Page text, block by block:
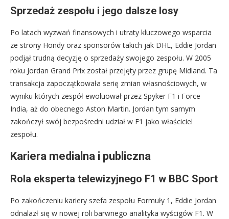
Sprzedaż zespołu i jego dalsze losy
Po latach wyzwań finansowych i utraty kluczowego wsparcia
ze strony Hondy oraz sponsorów takich jak DHL, Eddie Jordan
podjął trudną decyzję o sprzedaży swojego zespołu. W 2005
roku Jordan Grand Prix został przejęty przez grupę Midland. Ta
transakcja zapoczątkowała serię zmian własnościowych, w
wyniku których zespół ewoluował przez Spyker F1 i Force
India, aż do obecnego Aston Martin. Jordan tym samym
zakończył swój bezpośredni udział w F1 jako właściciel
zespołu.
Kariera medialna i publiczna
Rola eksperta telewizyjnego F1 w BBC Sport
Po zakończeniu kariery szefa zespołu Formuły 1, Eddie Jordan
odnalazł się w nowej roli barwnego analityka wyścigów F1. W